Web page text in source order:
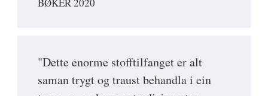
BØKER 2020
"Dette enorme stofftilfanget er alt
saman trygt og traust behandla i ein